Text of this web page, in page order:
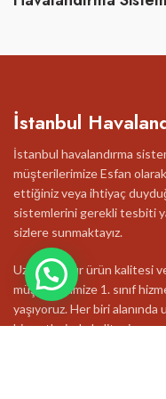
İstanbul
İstanbul havalandırma
müşterilerimize Esfan
ettiğiniz veya ihtiyaç
sistemlerini gerekli tesbiti
sizlere sunmaktayız.
Uzun yıllardır ürün kalitesi
müşterilerimize 1. sınıf
yaşıyoruz. Her biri alanında
hizmetlerinde kaliteyi en